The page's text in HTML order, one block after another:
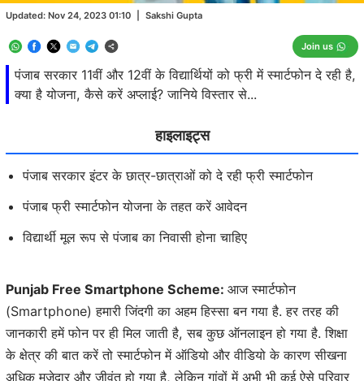
पंजाब सरकार 11वीं और 12वीं के विद्यार्थियों को फ्री में स्मार्टफोन दे रही है,
क्या है योजना, कैसे करें अप्लाई? जानिये विस्तार से...
Updated: Nov 24, 2023 01:10 Sakshi Gupta
Join us
हाइलाइट्स
पंजाब सरकार इंटर के छात्र-छात्राओं को दे रही फ्री स्मार्टफोन
पंजाब फ्री स्मार्टफोन योजना के तहत करें आवेदन
विद्यार्थी मूल रूप से पंजाब का निवासी होना चाहिए
Punjab Free Smartphone Scheme: आज स्मार्टफोन
(Smartphone) हमारी जिंदगी का अहम हिस्सा बन गया है. हर तरह की
जानकारी हमें फोन पर ही मिल जाती है, सब कुछ ऑनलाइन हो गया है. शिक्षा
के क्षेत्र की बात करें तो स्मार्टफोन में ऑडियो और वीडियो के कारण सीखना
अधिक मजेदार और जीवंत हो गया है, लेकिन गांवों में अभी भी कई ऐसे परिवार